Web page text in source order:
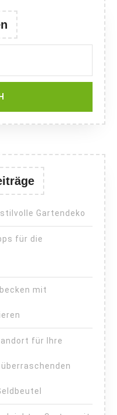
Gartendeko
für die
mit
für Ihre